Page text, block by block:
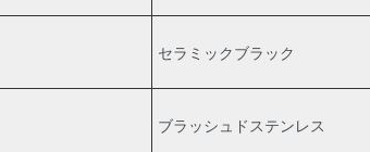
セラミックブラック
ブラッシュドステンレス